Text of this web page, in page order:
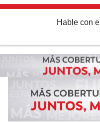
Hable con el